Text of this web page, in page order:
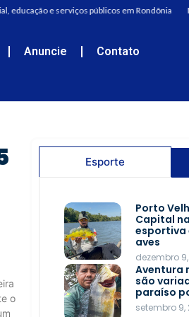
educação e serviços públicos em Rondônia
Anuncie Contato
o
Esporte
Troca de
famílias
diversão
junho 22,
Jovens
fazem
recorde e
técnico
Escolares
Porto
Capital
esportiva
aves
dezembro
Aventura
são
paraíso
setembro 9,